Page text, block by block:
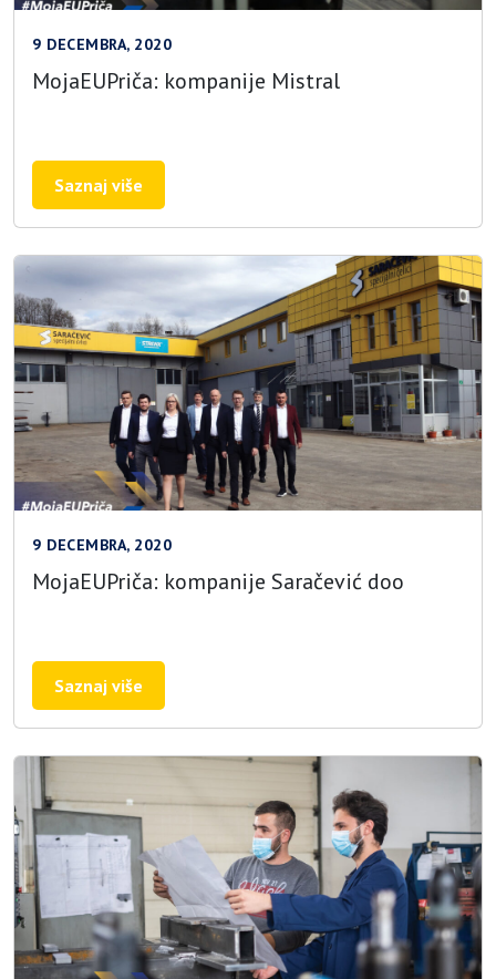
9 DECEMBRA, 2020
MojaEUPriča: kompanije Mistral
Saznaj više
9 DECEMBRA, 2020
MojaEUPriča: kompanije Saračević doo
Saznaj više